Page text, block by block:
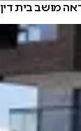
מושב בית